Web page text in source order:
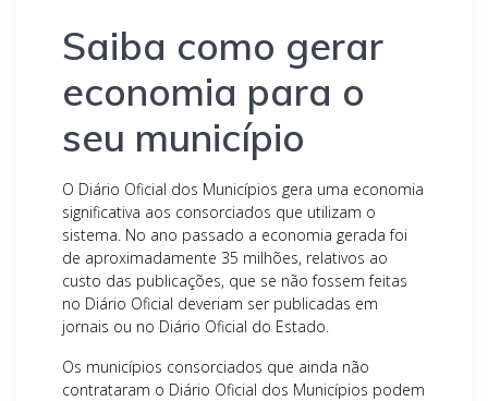
Saiba como gerar
economia para o
seu município
O Diário Oficial dos Municípios gera uma economia
significativa aos consorciados que utilizam o
sistema. No ano passado a economia gerada foi
de aproximadamente 35 milhões, relativos ao
custo das publicações, que se não fossem feitas
no Diário Oficial deveriam ser publicadas em
jornais ou no Diário Oficial do Estado.
Os municípios consorciados que ainda não
contrataram o Diário Oficial dos Municípios podem